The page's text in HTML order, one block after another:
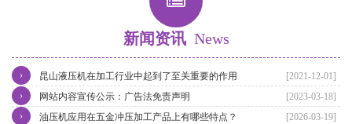
新闻资讯 News
[2021-12-01]
昆山液压机在加工行业中起到了至关重要的作用
›
[2023-03-18]
网站内容宣传公示：广告法免责声明
›
[2026-03-19]
油压机应用在五金冲压加工产品上有哪些特点？
›